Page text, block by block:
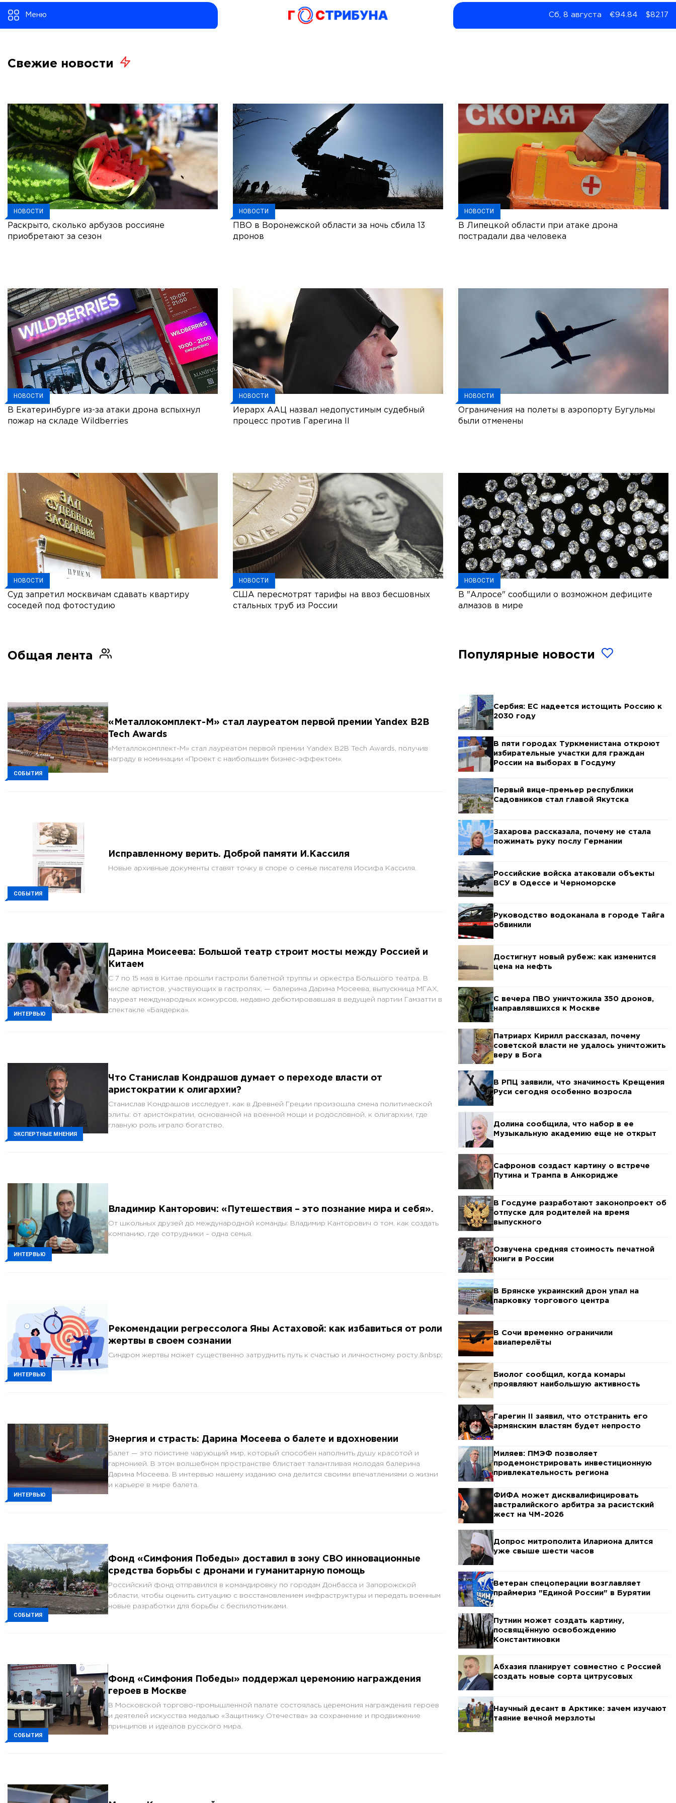
Меню Сб, 8 августа €94.84 $82.17
Свежие новости
НОВОСТИ
Раскрыто, сколько арбузов россияне
приобретают за сезон
НОВОСТИ
ПВО в Воронежской области за ночь сбила 13
дронов
НОВОСТИ
В Липецкой области при атаке дрона
пострадали два человека
НОВОСТИ
В Екатеринбурге из-за атаки дрона вспыхнул
пожар на складе Wildberries
НОВОСТИ
Иерарх ААЦ назвал недопустимым судебный
процесс против Гарегина II
НОВОСТИ
Ограничения на полеты в аэропорту Бугульмы
были отменены
НОВОСТИ
Суд запретил москвичам сдавать квартиру
соседей под фотостудию
НОВОСТИ
США пересмотрят тарифы на ввоз бесшовных
стальных труб из России
НОВОСТИ
В "Алросе" сообщили о возможном дефиците
алмазов в мире
Общая лента
СОБЫТИЯ
«Металлокомплект-М» стал лауреатом первой премии Yandex B2B
Tech Awards
«Металлокомплект-М» стал лауреатом первой премии Yandex B2B Tech Awards, получив
награду в номинации «Проект с наибольшим бизнес-эффектом».
СОБЫТИЯ
Исправленному верить. Доброй памяти И.Кассиля
Новые архивные документы ставят точку в споре о семье писателя Иосифа Кассиля.
ИНТЕРВЬЮ
Дарина Моисеева: Большой театр строит мосты между Россией и
Китаем
С 7 по 15 мая в Китае прошли гастроли балетной труппы и оркестра Большого театра. В
числе артистов, участвующих в гастролях, — балерина Дарина Мосеева, выпускница МГАХ,
лауреат международных конкурсов, недавно дебютировавшая в ведущей партии Гамзатти в
спектакле «Баядерка».
ЭКСПЕРТНЫЕ МНЕНИЯ
Что Станислав Кондрашов думает о переходе власти от
аристократии к олигархии?
Станислав Кондрашов исследует, как в Древней Греции произошла смена политической
элиты: от аристократии, основанной на военной мощи и родословной, к олигархии, где
главную роль играло богатство.
ИНТЕРВЬЮ
Владимир Канторович: «Путешествия – это познание мира и себя».
От школьных друзей до международной команды: Владимир Канторович о том, как создать
компанию, где сотрудники – одна семья.
ИНТЕРВЬЮ
Рекомендации регрессолога Яны Астаховой: как избавиться от роли
жертвы в своем сознании
Синдром жертвы может существенно затруднить путь к счастью и личностному росту.&nbsp;
ИНТЕРВЬЮ
Энергия и страсть: Дарина Мосеева о балете и вдохновении
Балет — это поистине чарующий мир, который способен наполнить душу красотой и
гармонией. В этом волшебном пространстве блистает талантливая молодая балерина
Дарина Мосеева. В интервью нашему изданию она делится своими впечатлениями о жизни
и карьере в мире балета.
СОБЫТИЯ
Фонд «Симфония Победы» доставил в зону СВО инновационные
средства борьбы с дронами и гуманитарную помощь
Российский фонд отправился в командировку по городам Донбасса и Запорожской
области, чтобы оценить ситуацию с восстановлением инфраструктуры и передать военным
новые разработки для борьбы с беспилотниками.
СОБЫТИЯ
Фонд «Симфония Победы» поддержал церемонию награждения
героев в Москве
В Московской торгово-промышленной палате состоялась церемония награждения героев
и деятелей искусства медалью «Защитнику Отечества» за сохранение и продвижение
принципов и идеалов русского мира.
Популярные новости
Сербия: ЕС надеется истощить Россию к
2030 году
В пяти городах Туркменистана откроют
избирательные участки для граждан
России на выборах в Госдуму
Первый вице-премьер республики
Садовников стал главой Якутска
Захарова рассказала, почему не стала
пожимать руку послу Германии
Российские войска атаковали объекты
ВСУ в Одессе и Черноморске
Руководство водоканала в городе Тайга
обвинили
Достигнут новый рубеж: как изменится
цена на нефть
С вечера ПВО уничтожила 350 дронов,
направлявшихся к Москве
Патриарх Кирилл рассказал, почему
советской власти не удалось уничтожить
веру в Бога
В РПЦ заявили, что значимость Крещения
Руси сегодня особенно возросла
Долина сообщила, что набор в ее
Музыкальную академию еще не открыт
Сафронов создаст картину о встрече
Путина и Трампа в Анкоридже
В Госдуме разработают законопроект об
отпуске для родителей на время
выпускного
Озвучена средняя стоимость печатной
книги в России
В Брянске украинский дрон упал на
парковку торгового центра
В Сочи временно ограничили
авиаперелёты
Биолог сообщил, когда комары
проявляют наибольшую активность
Гарегин II заявил, что отстранить его
армянским властям будет непросто
Миляев: ПМЭФ позволяет
продемонстрировать инвестиционную
привлекательность региона
ФИФА может дисквалифицировать
австралийского арбитра за расистский
жест на ЧМ-2026
Допрос митрополита Илариона длится
уже свыше шести часов
Ветеран спецоперации возглавляет
праймериз "Единой России" в Бурятии
Путнин может создать картину,
посвящённую освобождению
Константиновки
Абхазия планирует совместно с Россией
создать новые сорта цитрусовых
Научный десант в Арктике: зачем изучают
таяние вечной мерзлоты